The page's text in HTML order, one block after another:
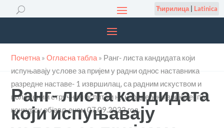
Ћирилица| Latinica
Почетна »Огласна табла » Ранг- листа кандидата који
испуњавају услове за пријем у радни однос наставника
разредне наставе- 1 извршилац, са радним искуством и
положеним стручним испитом на неодређено вријеме- по
конкурсу објављеном 07.09.2022.год.
Ранг- листа кандидата
који испуњавају